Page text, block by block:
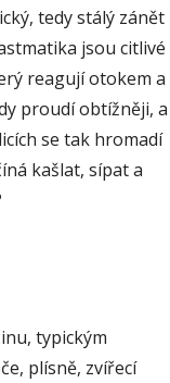
tedy stálý zánět
jsou citlivé
reagují otokem a
proudí obtížněji, a
se tak hromadí
kašlat, sípat a
typickým
plísně, zvířecí